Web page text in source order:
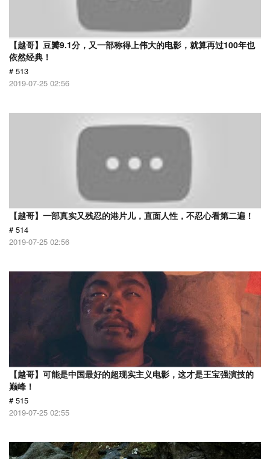
【越哥】豆瓣9.1分，又一部称得上伟大的电影，就算再过100年也
依然经典！
# 513
2019-07-25 02:56
【越哥】一部真实又残忍的港片儿，直面人性，不忍心看第二遍！
# 514
2019-07-25 02:56
【越哥】可能是中国最好的超现实主义电影，这才是王宝强演技的
巅峰！
# 515
2019-07-25 02:55